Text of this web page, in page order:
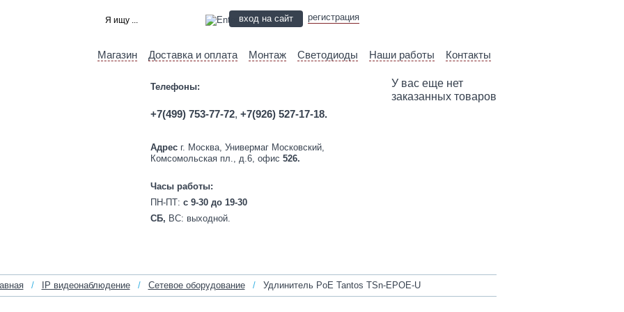
вход на сайт регистрация
Магазин Доставка и оплата Монтаж Светодиоды Наши работы Контакты
У вас еще нет
заказанных товаров
Телефоны:
+7(499) 753-77-72, +7(926) 527-17-18.
Адресг. Москва, Универмаг Московский,
Комсомольская пл., д.6, офис 526.
Часы работы:
ПН-ПТ: c 9-30 до 19-30
СБ, ВС: выходной.
/ IP видеонаблюдение / Сетевое оборудование / Удлинитель PoE Tantos TSn-EPOE-U